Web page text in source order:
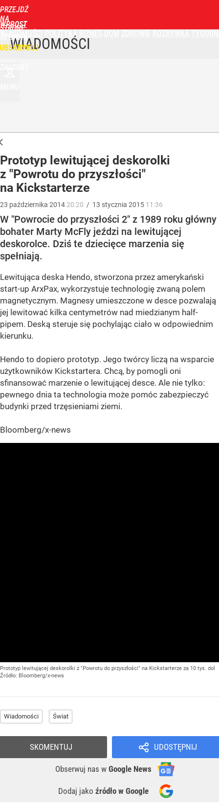
PRZEJDŹ
NA
STRONĘ
GŁÓWNĄ
WPROST
POLITYKA
WIADOMOŚCI
Prototyp lewitującej deskorolki
z "Powrotu do przyszłości"
na Kickstarterze
23 października 2014 20:20 / 13 stycznia 2015 11:36
W "Powrocie do przyszłości 2" z 1989 roku główny
bohater Marty McFly jeździ na lewitującej
deskorolce. Dziś te dziecięce marzenia się
spełniają.
Lewitująca deska Hendo, stworzona przez amerykański
start-up ArxPax, wykorzystuje technologię zwaną polem
magnetycznym. Magnesy umieszczone w desce pozwalają
jej lewitować kilka centymetrów nad miedzianym half-
pipem. Deską steruje się pochylając ciało w odpowiednim
kierunku.
Hendo to dopiero prototyp. Jego twórcy liczą na wsparcie
użytkowników Kickstartera. Chcą, by pomogli oni
sfinansować marzenie o lewitującej desce. Ale nie tylko:
pewnego dnia ta technologia może pomóc zabezpieczyć
budynki przed trzęsieniami ziemi.
Bloomberg/x-news
Prototyp lewitującej deskorolki z "Powrotu do przyszłości" na Kickstarterze za 10 tys. dol
Źródło: Bloomberg/x-news
Wiadomości Świat
UDOSTĘPNIJ
Obserwuj nas w Google News
Dodaj jako źródło w Google
SKOMENTUJ